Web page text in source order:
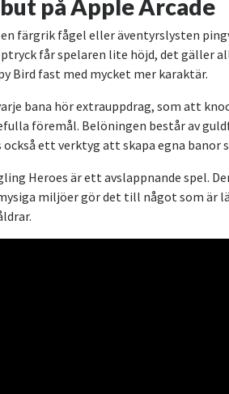
på Apple Arcade
färgrik fågel eller äventyrslysten
får spelaren lite höjd, det gäller
Bird fast med mycket mer karaktär.
bana hör extrauppdrag, som att
föremål. Belöningen består av
också ett verktyg att skapa egna banor
Heroes är ett avslappnande spel.
miljöer gör det till något som är